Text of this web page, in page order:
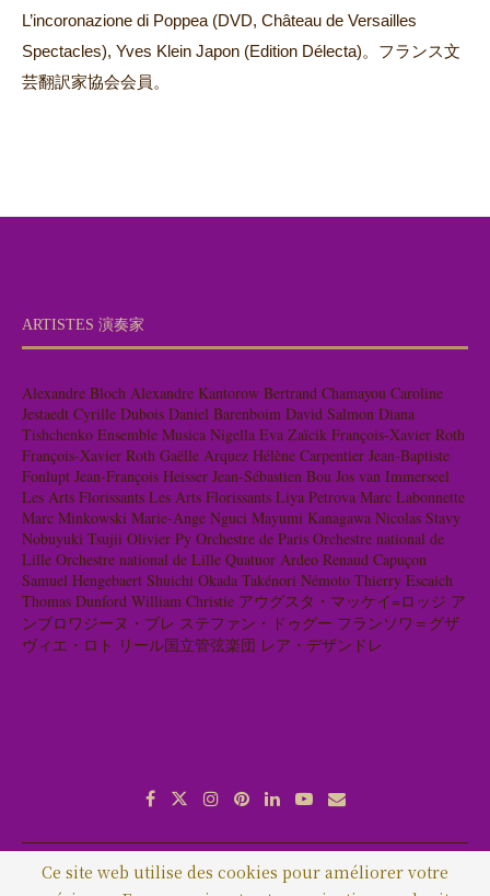
L’incoronazione di Poppea (DVD, Château de Versailles
Spectacles), Yves Klein Japon (Edition Délecta)。フランス文
芸翻訳家協会会員。
ARTISTES 演奏家
Alexandre Bloch Alexandre Kantorow Bertrand Chamayou Caroline
Jestaedt Cyrille Dubois Daniel Barenboim David Salmon Diana
Tishchenko Ensemble Musica Nigella Eva Zaïcik François-Xavier Roth
François-Xavier Roth Gaëlle Arquez Hélène Carpentier Jean-Baptiste
Fonlupt Jean-François Heisser Jean-Sébastien Bou Jos van Immerseel
Les Arts Florissants Les Arts Florissants Liya Petrova Marc Labonnette
Marc Minkowski Marie-Ange Nguci Mayumi Kanagawa Nicolas Stavy
Nobuyuki Tsujii Olivier Py Orchestre de Paris Orchestre national de
Lille Orchestre national de Lille Quatuor Ardeo Renaud Capuçon
Samuel Hengebaert Shuichi Okada Takénori Némoto Thierry Escaich
Thomas Dunford William Christie アウグスタ・マッケイ=ロッジ ア
ンブロワジーヌ・ブレ ステファン・ドゥグー フランソワ＝グザ
ヴィエ・ロト リール国立管弦楽団 レア・デザンドレ
About me コンタクト
Ce site web utilise des cookies pour améliorer votre